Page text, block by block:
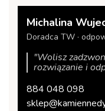
Michalina
Doradca TW ·
"Wolisz
rozwiązanie i
884 048 098